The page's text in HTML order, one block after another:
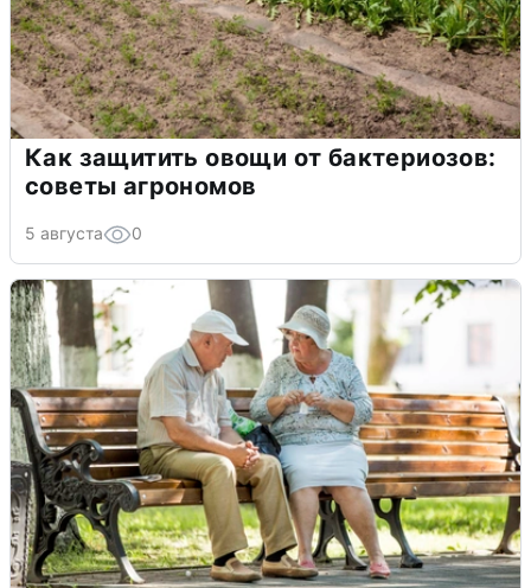
Как защитить овощи от бактериозов:
советы агрономов
5 августа 0